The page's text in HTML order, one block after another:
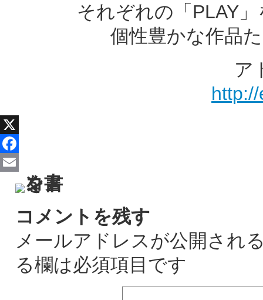
それぞれの「PLAY
個性豊かな作品
ア
X
Facebook
コメントを残す
メールアドレスが公開され
る欄は必須項目です